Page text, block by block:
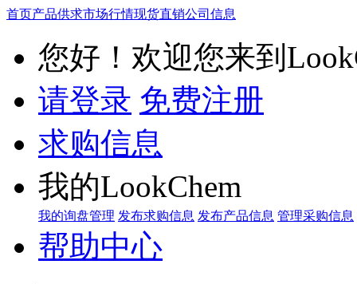
首页产品供求市场行情现货直销公司信息
您好！欢迎您来到
请登录 免费注册
求购信息
我的LookChem
我的询盘管理 发布求购信息 发布产品信息 管理采购信息
帮助中心